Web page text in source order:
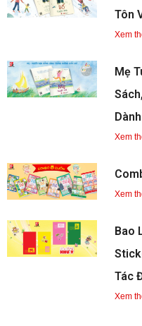
Tôn
Xem
Mẹ
Xem
Xem
Bao
Tác
Xem